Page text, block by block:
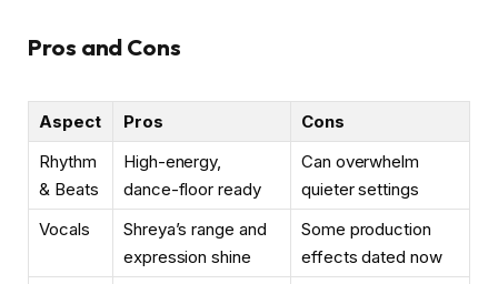
Pros and Cons
Aspect Pros
Cons
Rhythm
& Beats
High-energy,
dance-floor ready
Can overwhelm
quieter settings
Vocals
Shreya’s range and
expression shine
Some production
effects dated now